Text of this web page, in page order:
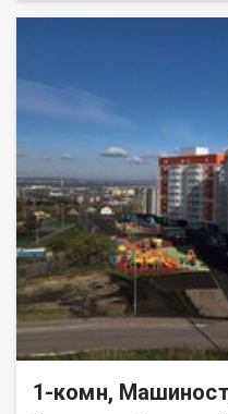
1-комн,